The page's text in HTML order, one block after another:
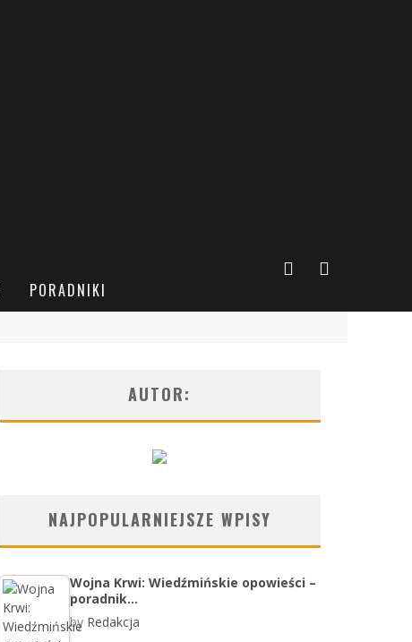
PORADNIKI
AUTOR:
NAJPOPULARNIEJSZE WPISY
Wojna Krwi: Wiedźmińskie opowieści –
poradnik…
by Redakcja